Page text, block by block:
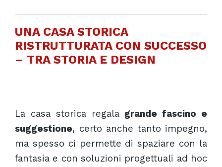
UNA CASA STORICA
RISTRUTTURATA CON SUCCESSO
– TRA STORIA E DESIGN
La casa storica regala grande fascino e
suggestione, certo anche tanto impegno,
ma spesso ci permette di spaziare con la
fantasia e con soluzioni progettuali ad hoc